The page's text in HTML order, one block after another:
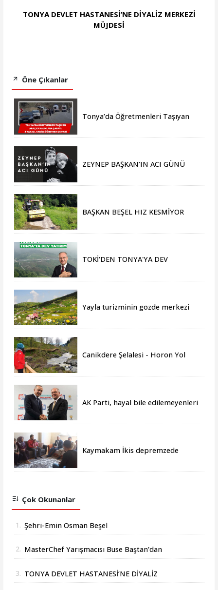
TONYA DEVLET HASTANESİ’NE DİYALİZ MERKEZİ
MÜJDESİ
Öne Çıkanlar
Tonya’da Öğretmenleri Taşıyan
ZEYNEP BAŞKAN’IN ACI GÜNÜ
BAŞKAN BEŞEL HIZ KESMİYOR
TOKİ'DEN TONYA'YA DEV
Yayla turizminin gözde merkezi
Canikdere Şelalesi - Horon Yol
AK Parti, hayal bile edilemeyenleri
Kaymakam İkis depremzede
Çok Okunanlar
1. Şehri-Emin Osman Beşel
2. MasterChef Yarışmacısı Buse Baştan'dan
3. TONYA DEVLET HASTANESİ’NE DİYALİZ